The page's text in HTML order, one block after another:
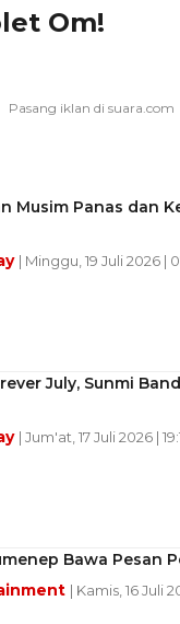
Om!
Musim Panas dan
| Minggu, 19 Juli 2026 |
July, Sunmi
| Jum'at, 17 Juli 2026 |
Bawa Pesan
| Kamis, 16 Juli